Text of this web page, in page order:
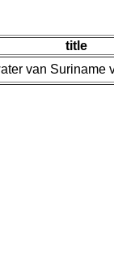
title
van Suriname